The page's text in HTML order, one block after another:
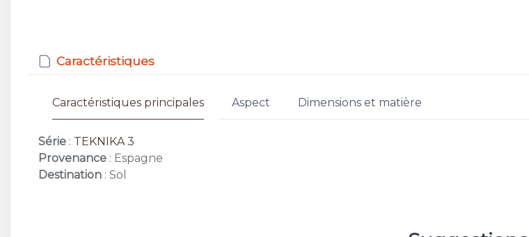
Caractéristiques
Caractéristiques principales Aspect Dimensions et matière
Série : TEKNIKA 3
Provenance : Espagne
Destination : Sol